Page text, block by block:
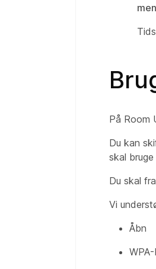
På Room
Du kan
skal
Du skal
Vi
Åbn